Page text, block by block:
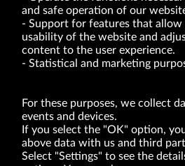
VRG S.A. | 10 Pilotów Street |
Tax Identification Number:
District Court for Kraków-
XI Economic Department of the National
of act of 8.03.2013 on combating excessive late
(Journal of Laws of 2019, item
and safe operation of our
Support for features that allow
usability of the website and
content to the user experience.
Statistical and marketing
For these purposes, we collect
events and devices.
If you select the "OK" option,
above data with us and third
Select "Settings" to see the